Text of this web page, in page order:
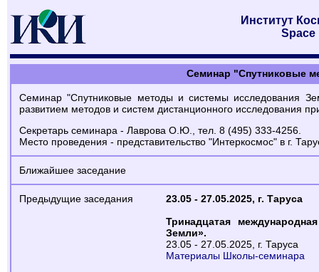
Институт
Space
Cеминар "Спутниковые
Семинар "Спутниковые методы и системы исследования
развитием методов и систем дистанционного исследования
Секретарь семинара - Лаврова О.Ю., тел. 8 (495) 333-4256.
Место проведения - представительство "Интеркосмос" в г.
Ближайшее заседание
Предыдущие заседания
23.05 - 27.05.2025, г. Таруса
Тринадцатая
Земли».
23.05 - 27.05.2025, г. Таруса
Материалы Школы-семинара